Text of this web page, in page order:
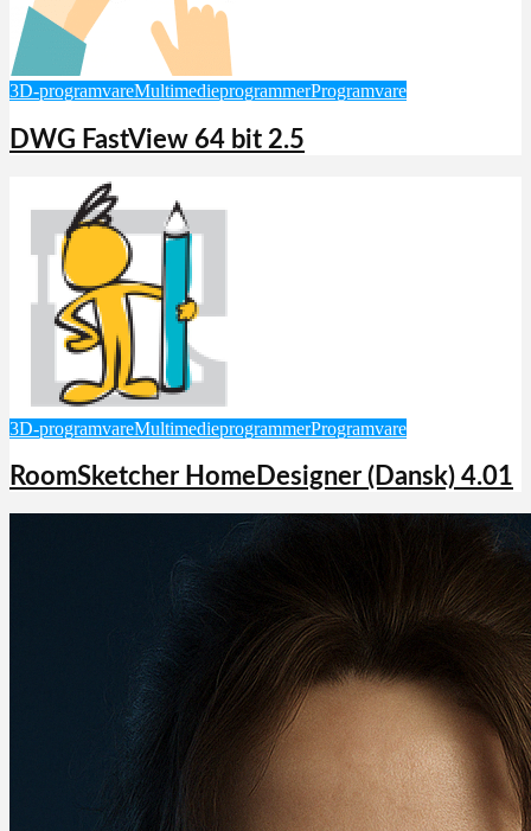
3D-programvareMultimedieprogrammerProgramvare
DWG FastView 64 bit 2.5
3D-programvareMultimedieprogrammerProgramvare
RoomSketcher HomeDesigner (Dansk) 4.01